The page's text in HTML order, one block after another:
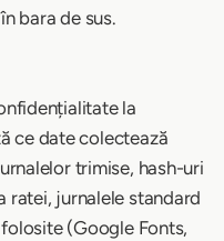
bara de sus.
la
ce date colectează
trimise, hash-uri
ratei, jurnalele standard
(Google Fonts,